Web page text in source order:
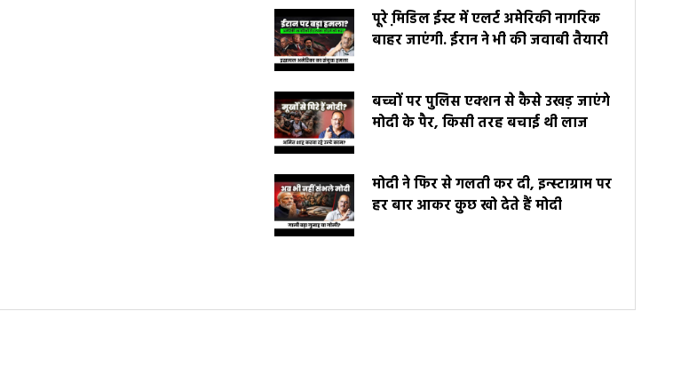
पूरे मि़डिल ईस्ट में एलर्ट अमेरिकी नागरिक
बाहर जाएंगी. ईरान ने भी की जवाबी तैयारी
बच्चों पर पुलिस एक्शन से कैसे उखड़ जाएंगे
मोदी के पैर, किसी तरह बचाई थी लाज
मोदी ने फिर से गलती कर दी, इन्स्टाग्राम पर
हर बार आकर कुछ खो देते हैं मोदी